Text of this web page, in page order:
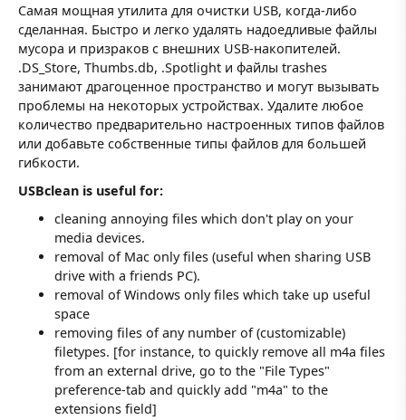
Самая мощная утилита для очистки USB, когда-либо
сделанная. Быстро и легко удалять надоедливые файлы
мусора и призраков с внешних USB-накопителей.
.DS_Store, Thumbs.db, .Spotlight и файлы trashes
занимают драгоценное пространство и могут вызывать
проблемы на некоторых устройствах. Удалите любое
количество предварительно настроенных типов файлов
или добавьте собственные типы файлов для большей
гибкости.
USBclean is useful for:
cleaning annoying files which don't play on your
media devices.
removal of Mac only files (useful when sharing USB
drive with a friends PC).
removal of Windows only files which take up useful
space
removing files of any number of (customizable)
filetypes. [for instance, to quickly remove all m4a files
from an external drive, go to the "File Types"
preference-tab and quickly add "m4a" to the
extensions field]